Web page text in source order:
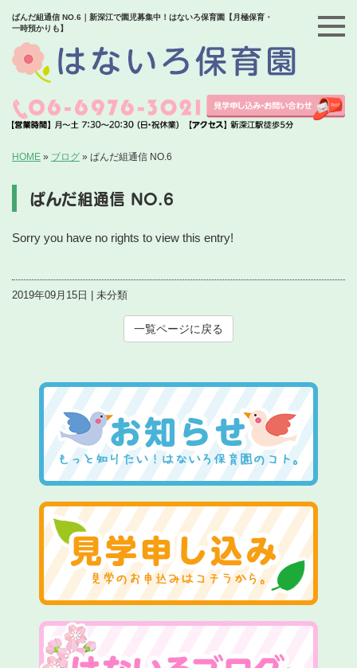
ぱんだ組通信 NO.6｜新深江で園児募集中！はないろ保育園【月極保育・
一時預かりも】
HOME » ブログ » ぱんだ組通信 NO.6
ぱんだ組通信 NO.6
Sorry you have no rights to view this entry!
2019年09月15日 | 未分類
一覧ページに戻る